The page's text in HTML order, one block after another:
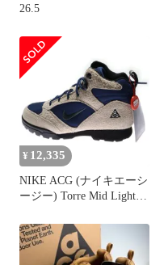
26.5
¥ 12,335
NIKE ACG (ナイキエーシ
ージー) Torre Mid Light
トーレ ミッド ライトオ
レウッドブラウン アンド
ネイビー ハイカットスニ